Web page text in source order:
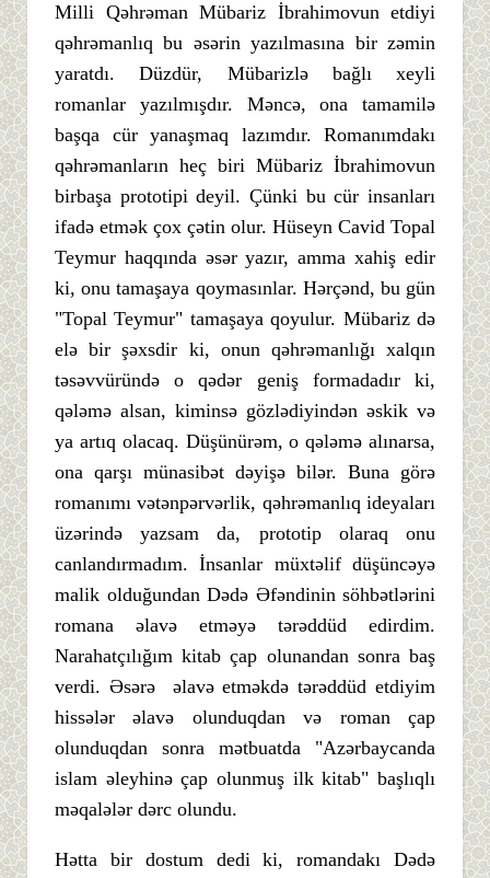
Milli Qəhrəman Mübariz İbrahimovun etdiyi
qəhrəmanlıq bu əsərin yazılmasına bir zəmin
yaratdı. Düzdür, Mübarizlə bağlı xeyli
romanlar yazılmışdır. Məncə, ona tamamilə
başqa cür yanaşmaq lazımdır. Romanımdakı
qəhrəmanların heç biri Mübariz İbrahimovun
birbaşa prototipi deyil. Çünki bu cür insanları
ifadə etmək çox çətin olur. Hüseyn Cavid Topal
Teymur haqqında əsər yazır, amma xahiş edir
ki, onu tamaşaya qoymasınlar. Hərçənd, bu gün
"Topal Teymur" tamaşaya qoyulur. Mübariz də
elə bir şəxsdir ki, onun qəhrəmanlığı xalqın
təsəvvüründə o qədər geniş formadadır ki,
qələmə alsan, kiminsə gözlədiyindən əskik və
ya artıq olacaq. Düşünürəm, o qələmə alınarsa,
ona qarşı münasibət dəyişə bilər. Buna görə
romanımı vətənpərvərlik, qəhrəmanlıq ideyaları
üzərində yazsam da, prototip olaraq onu
canlandırmadım. İnsanlar müxtəlif düşüncəyə
malik olduğundan Dədə Əfəndinin söhbətlərini
romana əlavə etməyə tərəddüd edirdim.
Narahatçılığım kitab çap olunandan sonra baş
verdi. Əsərə əlavə etməkdə tərəddüd etdiyim
hissələr əlavə olunduqdan və roman çap
olunduqdan sonra mətbuatda "Azərbaycanda
islam əleyhinə çap olunmuş ilk kitab" başlıqlı
məqalələr dərc olundu.
Hətta bir dostum dedi ki, romandakı Dədə